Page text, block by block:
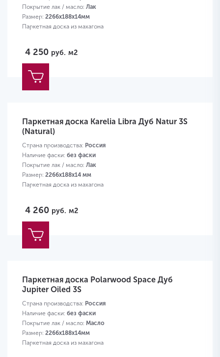
Покрытие лак / масло: Лак
Размер: 2266х188х14мм
Паркетная доска из махагона
4 250 руб. м2
Паркетная доска Karelia Libra Дуб Natur 3S
(Natural)
Страна производства: Россия
Наличие фаски: без фаски
Покрытие лак / масло: Лак
Размер: 2266х188х14 мм
Паркетная доска из махагона
4 260 руб. м2
Паркетная доска Polarwood Space Дуб
Jupiter Oiled 3S
Страна производства: Россия
Наличие фаски: без фаски
Покрытие лак / масло: Масло
Размер: 2266х188х14мм
Паркетная доска из махагона